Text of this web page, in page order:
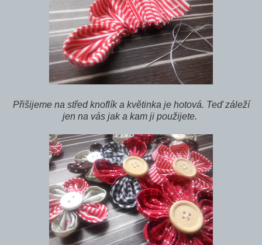
Přišijeme na střed knoflík a květinka je hotová. Teď záleží
jen na vás jak a kam ji použijete.